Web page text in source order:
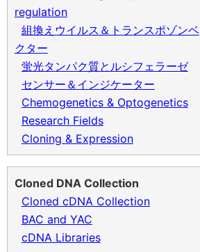
regulation
組換えウイルス＆トランスポゾンベ
クター
蛍光タンパク質とルシフェラーゼ
センサー＆インジケーター
Chemogenetics & Optogenetics
Research Fields
Cloning & Expression
Cloned DNA Collection
Cloned cDNA Collection
BAC and YAC
cDNA Libraries